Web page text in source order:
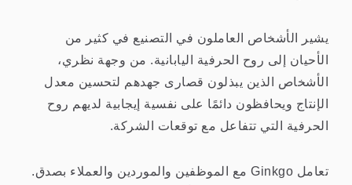
يشير الأشخاص العاملون في التصنيع في كثير من
الأحيان إلى روح الحرفية اليابانية. من وجهة نظري،
الأشخاص الذين يبذلون قصارى جهدهم لتحسين معدل
الإنتاج ويحافظون دائمًا على نفسية إيجابية لديهم روح
الحرفية التي تتفاعل مع توقعات الشركة.
تعامل Ginkgo مع الموظفين والموردين والعملاء بصدق.